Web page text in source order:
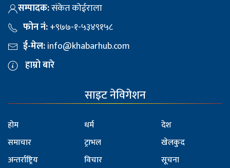
सम्पादक:संकेत कोईराला
फोन नं:+९७७-१-५३४९१५८
ई-मेल:info@khabarhub.com
हाम्रो बारे
साइट नेविगेशन
होम
समाचार
अन्तर्राष्ट्रिय
धर्म
ट्राभल
विचार
देश
खेलकुद
सूचना